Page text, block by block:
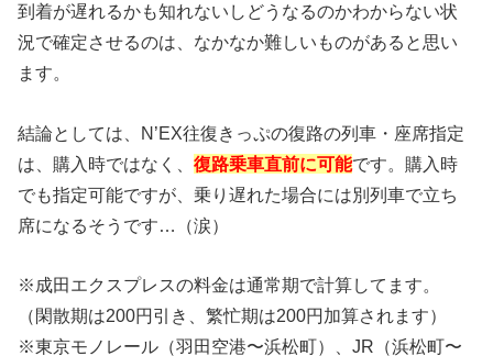
到着が遅れるかも知れないしどうなるのかわからない状
況で確定させるのは、なかなか難しいものがあると思い
ます。
結論としては、N’EX往復きっぷの復路の列車・座席指定
は、購入時ではなく、復路乗車直前に可能です。購入時
でも指定可能ですが、乗り遅れた場合には別列車で立ち
席になるそうです…（涙）
※成田エクスプレスの料金は通常期で計算してます。
（閑散期は200円引き、繁忙期は200円加算されます）
※東京モノレール（羽田空港〜浜松町）、JR（浜松町〜